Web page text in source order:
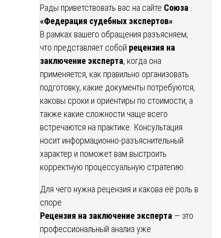
Рады приветствовать вас на сайте Союза
«Федерация судебных экспертов»
В рамках вашего обращения разъясняем,
что представляет собой рецензия на
заключение эксперта, когда она
применяется, как правильно организовать
подготовку, какие документы потребуются,
каковы сроки и ориентиры по стоимости, а
также какие сложности чаще всего
встречаются на практике. Консультация
носит информационно-разъяснительный
характер и поможет вам выстроить
корректную процессуальную стратегию.
Для чего нужна рецензия и какова её роль в
споре
Рецензия на заключение эксперта — это
профессиональный анализ уже